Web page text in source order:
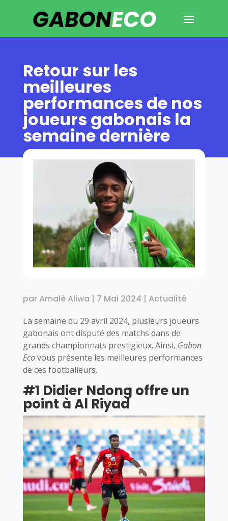
Retour sur les
meilleures
performances de nos
joueurs gabonais la
semaine dernière
parAmalè Aliwa | 7 Mai 2024 | Actualité
La semaine du 29 avril 2024, plusieurs joueurs
gabonais ont disputé des matchs dans de
grands championnats prestigieux. Ainsi, Gabon
Ecovous présente les meilleures performances
de ces footballeurs.
#1 Didier Ndong offre un
point à Al Riyad